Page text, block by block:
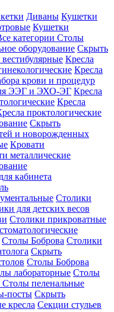
Диваны Кушетки
Кушетки
категории Столы
оборудование Скрыть
Кресла
Кресла
крови и процедур
ЭЭГ и ЭХО-ЭГ Кресла
Кресла
проктологические
Скрыть
и новорожденных
Кровати
металлические
кабинета
Столики
для детских весов
Столики прикроватные
Столы Боброва Столики
Скрыть
Столы Боброва
лабораторные Столы
Столы пеленальные
посты Скрыть
кресла Секции стульев